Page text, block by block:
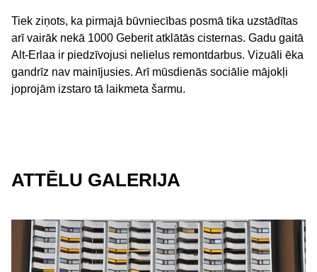
Tiek ziņots, ka pirmajā būvniecības posmā tika uzstādītas
arī vairāk nekā 1000 Geberit atklātās cisternas. Gadu gaitā
Alt-Erlaa ir piedzīvojusi nelielus remontdarbus. Vizuāli ēka
gandrīz nav mainījusies. Arī mūsdienās sociālie mājokļi
joprojām izstaro tā laikmeta šarmu.
ATTĒLU GALERIJA